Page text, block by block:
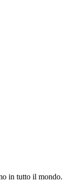
in tutto il mondo.